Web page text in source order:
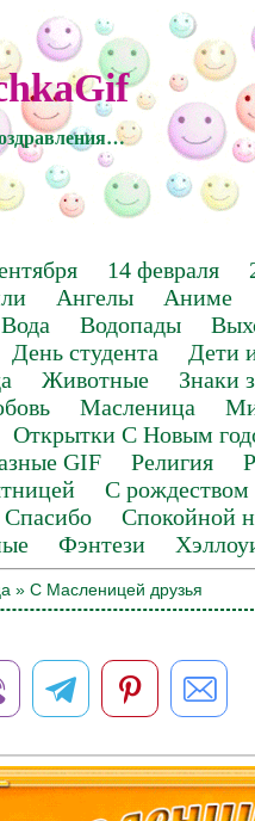
14 февраля
Ангелы
Аниме
Вода Водопады
День студента
Дети
Животные
Знаки
Масленица
Открытки С Новым
GIF Религия
С рождеством
Спасибо
Спокойной
Фэнтези
» С Масленицей друзья